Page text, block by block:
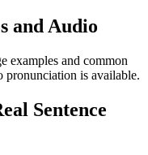
and Audio
examples and common
pronunciation is available.
Sentence